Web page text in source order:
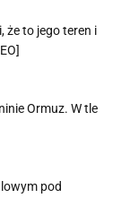
że to jego teren i
Ormuz. W tle
pod